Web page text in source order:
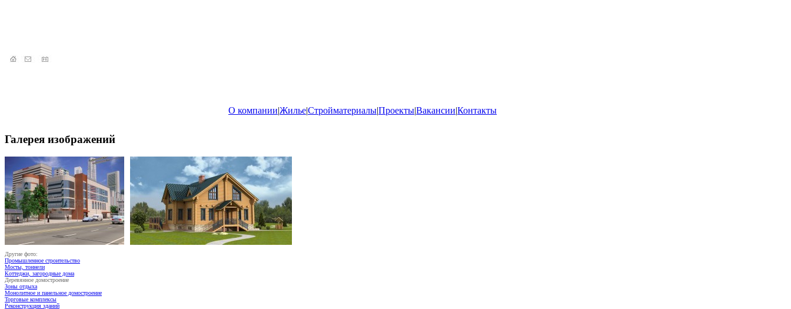
О компании|Жилье|Стройматериалы|Проекты|Вакансии|Контакты
Галерея изображений
Другие фото:
Промышленное строительство
Мосты, тоннели
Коттеджи, загородные дома
Деревянное домостроение
Зоны отдыха
Монолитное и панельное домостроение
Торговые комплексы
Реконструкция зданий